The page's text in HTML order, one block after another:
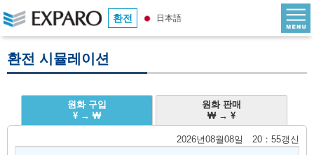
환전 日本語
환전 시뮬레이션
원화 구입
¥ → ₩
원화 판매
₩ → ¥
2026년08월08일 20：55갱신